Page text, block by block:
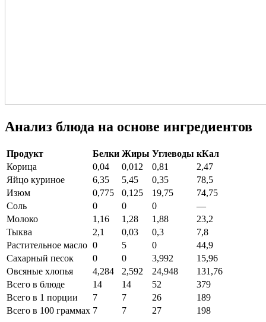
Анализ блюда на основе ингредиентов
Продукт Белки Жиры Углеводы кКал
Корица
0,04 0,012 0,81
2,47
Яйцо куриное
6,35 5,45 0,35
78,5
Изюм
0,775 0,125 19,75
74,75
Соль
0 0 0
—
Молоко
1,16 1,28 1,88
23,2
Тыква
2,1 0,03 0,3
7,8
Растительное масло 0 5 0
44,9
Сахарный песок
0 0 3,992
15,96
Овсяные хлопья
4,284 2,592 24,948
131,76
Всего в блюде
14 14 52
379
Всего в 1 порции
7 7 26
189
Всего в 100 граммах 7 7 27 198